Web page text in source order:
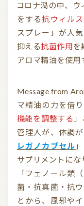
コロナ渦の中、ウィルスの増殖を抑えて感染を予防
をする抗ウィル
スプレー」が人
抑える抗菌作用を
アロマ精油を使用
Message from Aromaが一番お勧めするのは、アロ
マ精油の力を借
機能を調整する
管理人が、体調
レガノカプセル
サプリメントにな
「フェノール類
菌・抗真菌・抗
とから、風邪や